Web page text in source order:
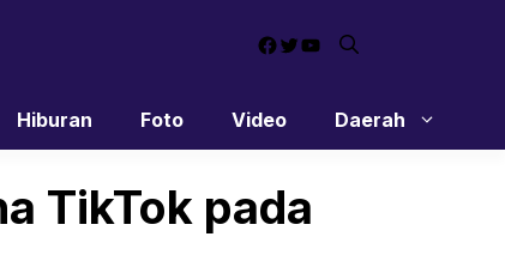
Facebook
Twitter
YouTube
Hiburan Foto Video Daerah
TikTok pada